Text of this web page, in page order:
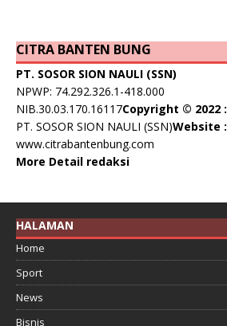
CITRA BANTEN BUNG
PT. SOSOR SION NAULI (SSN)
NPWP: 74.292.326.1-418.000
NIB.30.03.170.16117Copyright © 2022 :
PT. SOSOR SION NAULI (SSN)Website :
www.citrabantenbung.com
More Detail redaksi
HALAMAN
Home
Sport
News
Bisnis